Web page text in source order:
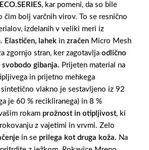
ECO.SERIES, kar pomeni, da so bile
čim bolj varčnih virov. To se resnično
izdelanih v veliki meri iz
Elastičen, lahek in zračen Micro Mesh
zgornjo stran, ker zagotavlja odlično
gibanja. Prijeten material na
in prijetno mehkega
sintetično vlakno je sestavljeno iz 92
je 60 % recikliranega) in 8 %
rokam prožnost in otipljivost, ki
z vajetimi in vrvmi. Zelo
in se prilega kot druga koža. Na